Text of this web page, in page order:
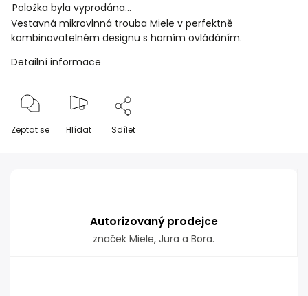
Položka byla vyprodána…
Vestavná mikrovlnná trouba Miele v perfektně
kombinovatelném designu s horním ovládáním.
Detailní informace
Zeptat se Hlídat Sdílet
Autorizovaný prodejce
značek Miele, Jura a Bora.